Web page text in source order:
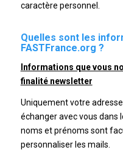
caractère personnel.
Quelles sont les
FASTFrance.org ?
Informations que vous
finalité newsletter
Uniquement votre
échanger avec vous dans
noms et prénoms sont
personnaliser les mails.